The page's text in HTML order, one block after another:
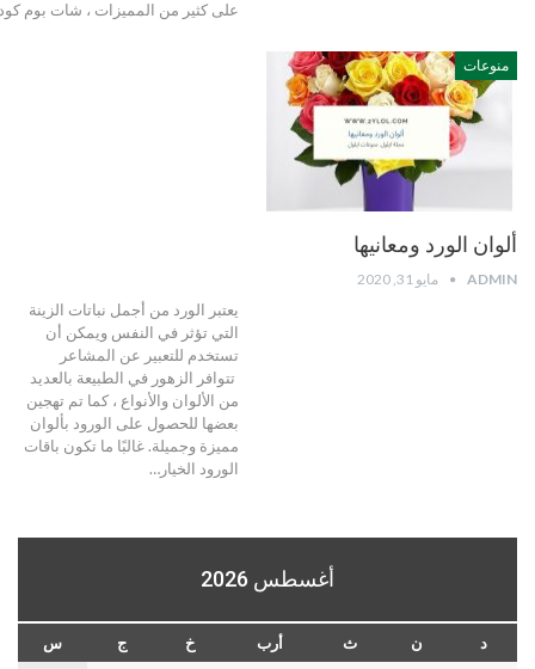
على كثير من المميزات ، شات بوم
منوعات
ألوان الورد ومعانيها
ADMIN مايو 31, 2020
يعتبر الورد من أجمل نباتات الزينة
التي تؤثر في النفس ويمكن أن
تستخدم للتعبير عن المشاعر
تتوافر الزهور في الطبيعة بالعديد
من الألوان والأنواع ، كما تم تهجين
بعضها للحصول على الورود بألوان
مميزة وجميلة. غالبًا ما تكون باقات
الورود الخيار…
أغسطس 2026
د ن ث أرب خ ج
س